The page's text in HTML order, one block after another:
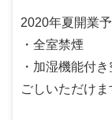
2020年夏開業
・全室禁煙
・加湿機能付
ごしいただけま